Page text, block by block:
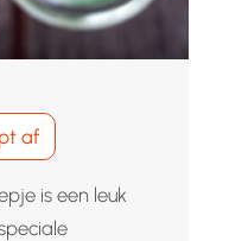
af
is een leuk